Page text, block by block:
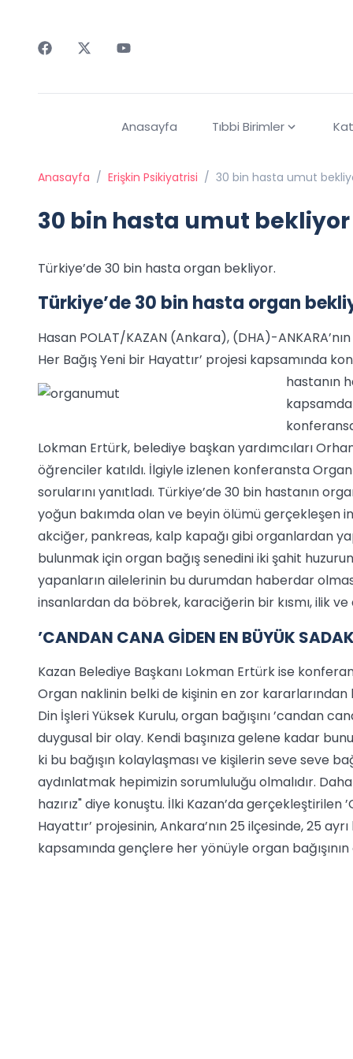
Anasayfa Tıbbi Birimler
Anasayfa / Erişkin Psikiyatrisi / 30 bin hasta umut
30 bin hasta umut bekliyor
Türkiye’de 30 bin hasta organ bekliyor.
Türkiye’de 30 bin hasta organ
Hasan POLAT/KAZAN (Ankara), (DHA)-
Her Bağış Yeni bir Hayattır’ projesi kapsamında
hastanın
Lokman Ertürk, belediye başkan yardımcıları
öğrenciler katıldı. İlgiyle izlenen konferansta
sorularını yanıtladı. Türkiye’de 30 bin hastanın
yoğun bakımda olan ve beyin ölümü gerçekleşen
akciğer, pankreas, kalp kapağı gibi organlardan
bulunmak için organ bağış senedini iki şahit
yapanların ailelerinin bu durumdan haberdar
insanlardan da böbrek, karaciğerin bir kısmı, ilik
’CANDAN CANA GİDEN EN BÜYÜK
Kazan Belediye Başkanı Lokman Ertürk ise
Organ naklinin belki de kişinin en zor
Din İşleri Yüksek Kurulu, organ bağışını ’candan
duygusal bir olay. Kendi başınıza gelene kadar
ki bu bağışın kolaylaşması ve kişilerin seve seve
aydınlatmak hepimizin sorumluluğu olmalıdır.
hazırız" diye konuştu. İlki Kazan’da gerçekleştirilen
Hayattır’ projesinin, Ankara’nın 25 ilçesinde, 25
kapsamında gençlere her yönüyle organ